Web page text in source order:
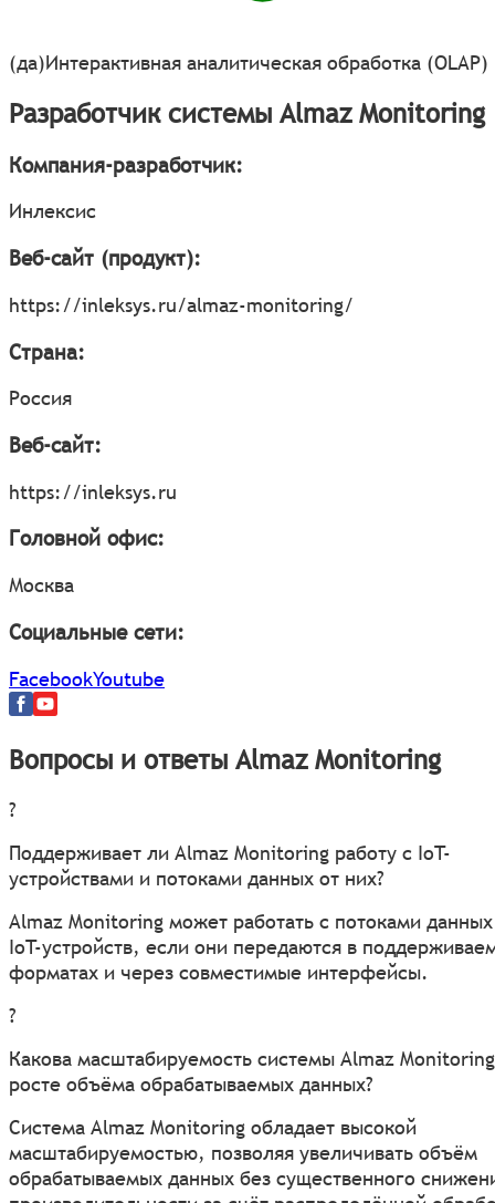
(да)Интерактивная аналитическая обработка (OLAP)
Разработчик системы Almaz Monitoring
Компания-разработчик:
Инлексис
Веб-сайт (продукт):
https://inleksys.ru/almaz-monitoring/
Страна:
Россия
Веб-сайт:
https://inleksys.ru
Головной офис:
Москва
Социальные сети:
FacebookYoutube
Вопросы и ответы Almaz Monitoring
?
Поддерживает ли Almaz Monitoring работу с IoT-
устройствами и потоками данных от них?
Almaz Monitoring может работать с потоками
IoT-устройств, если они передаются в
форматах и через совместимые интерфейсы.
?
Какова масштабируемость системы Almaz
росте объёма обрабатываемых данных?
Система Almaz Monitoring обладает высокой
масштабируемостью, позволяя увеличивать объём
обрабатываемых данных без существенного